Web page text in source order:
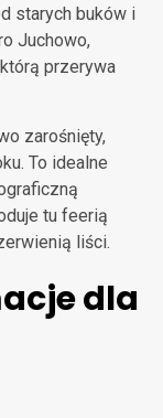
starych buków i
Juchowo,
przerywa
zarośnięty,
To idealne
tu feerią
liści.
dla